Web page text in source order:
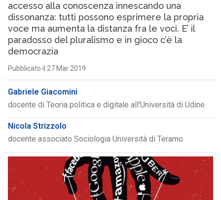
accesso alla conoscenza innescando una
dissonanza: tutti possono esprimere la propria
voce ma aumenta la distanza fra le voci. E’ il
paradosso del pluralismo e in gioco c’è la
democrazia
Pubblicato il 27 Mar 2019
Gabriele Giacomini
docente di Teoria politica e digitale all'Università di Udine
Nicola Strizzolo
docente associato Sociologia Università di Teramo